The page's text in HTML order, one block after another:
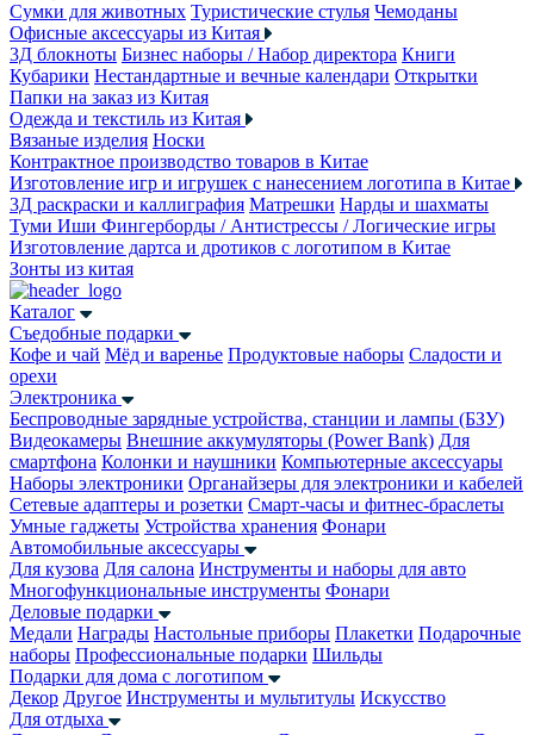
Сумки для животных Туристические стулья Чемоданы
Офисные аксессуары из Китая
3Д блокноты Бизнес наборы / Набор директора Книги
Кубарики Нестандартные и вечные календари Открытки
Папки на заказ из Китая
Одежда и текстиль из Китая
Вязаные изделия Носки
Контрактное производство товаров в Китае
Изготовление игр и игрушек с нанесением логотипа в Китае
3Д раскраски и каллиграфия Матрешки Нарды и шахматы
Туми Иши Фингерборды / Антистрессы / Логические игры
Изготовление дартса и дротиков с логотипом в Китае
Зонты из китая
Каталог
Съедобные подарки
Кофе и чай Мёд и варенье Продуктовые наборы Сладости и
орехи
Электроника
Беспроводные зарядные устройства, станции и лампы (БЗУ)
Видеокамеры Внешние аккумуляторы (Power Bank) Для
смартфона Колонки и наушники Компьютерные аксессуары
Наборы электроники Органайзеры для электроники и кабелей
Сетевые адаптеры и розетки Смарт-часы и фитнес-браслеты
Умные гаджеты Устройства хранения Фонари
Автомобильные аксессуары
Для кузова Для салона Инструменты и наборы для авто
Многофункциональные инструменты Фонари
Деловые подарки
Медали Награды Настольные приборы Плакетки Подарочные
наборы Профессиональные подарки Шильды
Подарки для дома с логотипом
Декор Другое Инструменты и мультитулы Искусство
Для отдыха